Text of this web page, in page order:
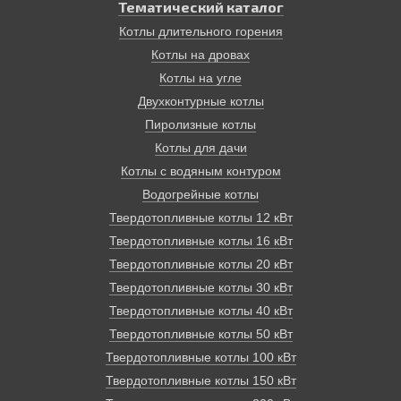
надежные системы безопасности. Время от закладки
до другой может занимать до 12 часов.
Отопление дома, основанное на твердотопливном
котле, экологически безопасно, просто и надежно.
Тематический каталог
Котлы длительного горения
Котлы на дровах
Котлы на угле
Двухконтурные котлы
Пиролизные котлы
Котлы для дачи
Котлы с водяным контуром
Водогрейные котлы
Твердотопливные котлы 12 кВт
Твердотопливные котлы 16 кВт
Твердотопливные котлы 20 кВт
Твердотопливные котлы 30 кВт
Твердотопливные котлы 40 кВт
Твердотопливные котлы 50 кВт
Твердотопливные котлы 100 кВт
Твердотопливные котлы 150 кВт